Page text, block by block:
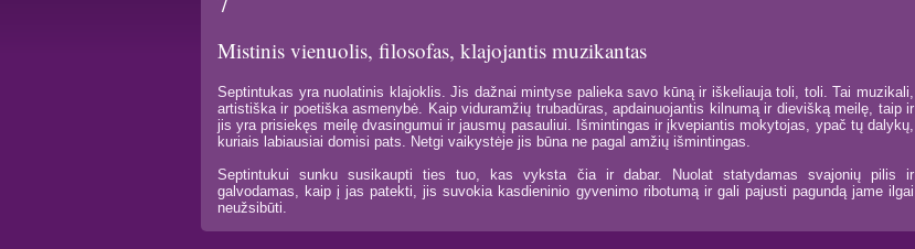
Mistinis vienuolis, filosofas, klajojantis muzikantas
Septintukas yra nuolatinis klajoklis. Jis dažnai mintyse palieka savo kūną ir iškeliauja toli, toli. Tai muzikali,
artistiška ir poetiška asmenybė. Kaip viduramžių trubadūras, apdainuojantis kilnumą ir dievišką meilę, taip ir
jis yra prisiekęs meilę dvasingumui ir jausmų pasauliui. Išmintingas ir įkvepiantis mokytojas, ypač tų dalykų,
kuriais labiausiai domisi pats. Netgi vaikystėje jis būna ne pagal amžių išmintingas.
Septintukui sunku susikaupti ties tuo, kas vyksta čia ir dabar. Nuolat statydamas svajonių pilis ir
galvodamas, kaip į jas patekti, jis suvokia kasdieninio gyvenimo ribotumą ir gali pajusti pagundą jame ilgai
neužsibūti.